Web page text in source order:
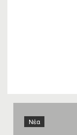
Νέα